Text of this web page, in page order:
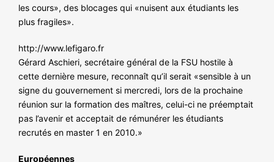
les cours», des blocages qui «nuisent aux étudiants les
plus fragiles».
http://www.lefigaro.fr
Gérard Aschieri, secrétaire général de la FSU hostile à
cette dernière mesure, reconnaît qu’il serait «sensible à un
signe du gouvernement si mercredi, lors de la prochaine
réunion sur la formation des maîtres, celui-ci ne préemptait
pas l’avenir et acceptait de rémunérer les étudiants
recrutés en master 1 en 2010.»
Européennes